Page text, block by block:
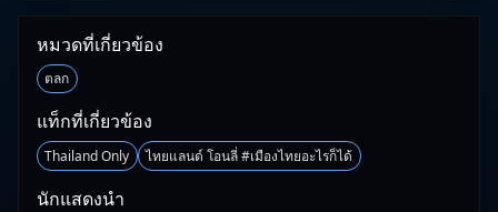
หมวดที่เกี่ยวข้อง
ตลก
แท็กที่เกี่ยวข้อง
Thailand Only ไทยแลนด์ โอนลี่ #เมืองไทยอะไรก็ได้
นักแสดงนำ